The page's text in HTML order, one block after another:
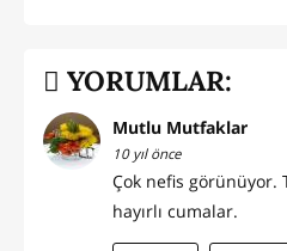
YORUMLAR:
Mutlu Mutfaklar
10 yıl önce
Çok nefis görünüyor.
hayırlı cumalar.